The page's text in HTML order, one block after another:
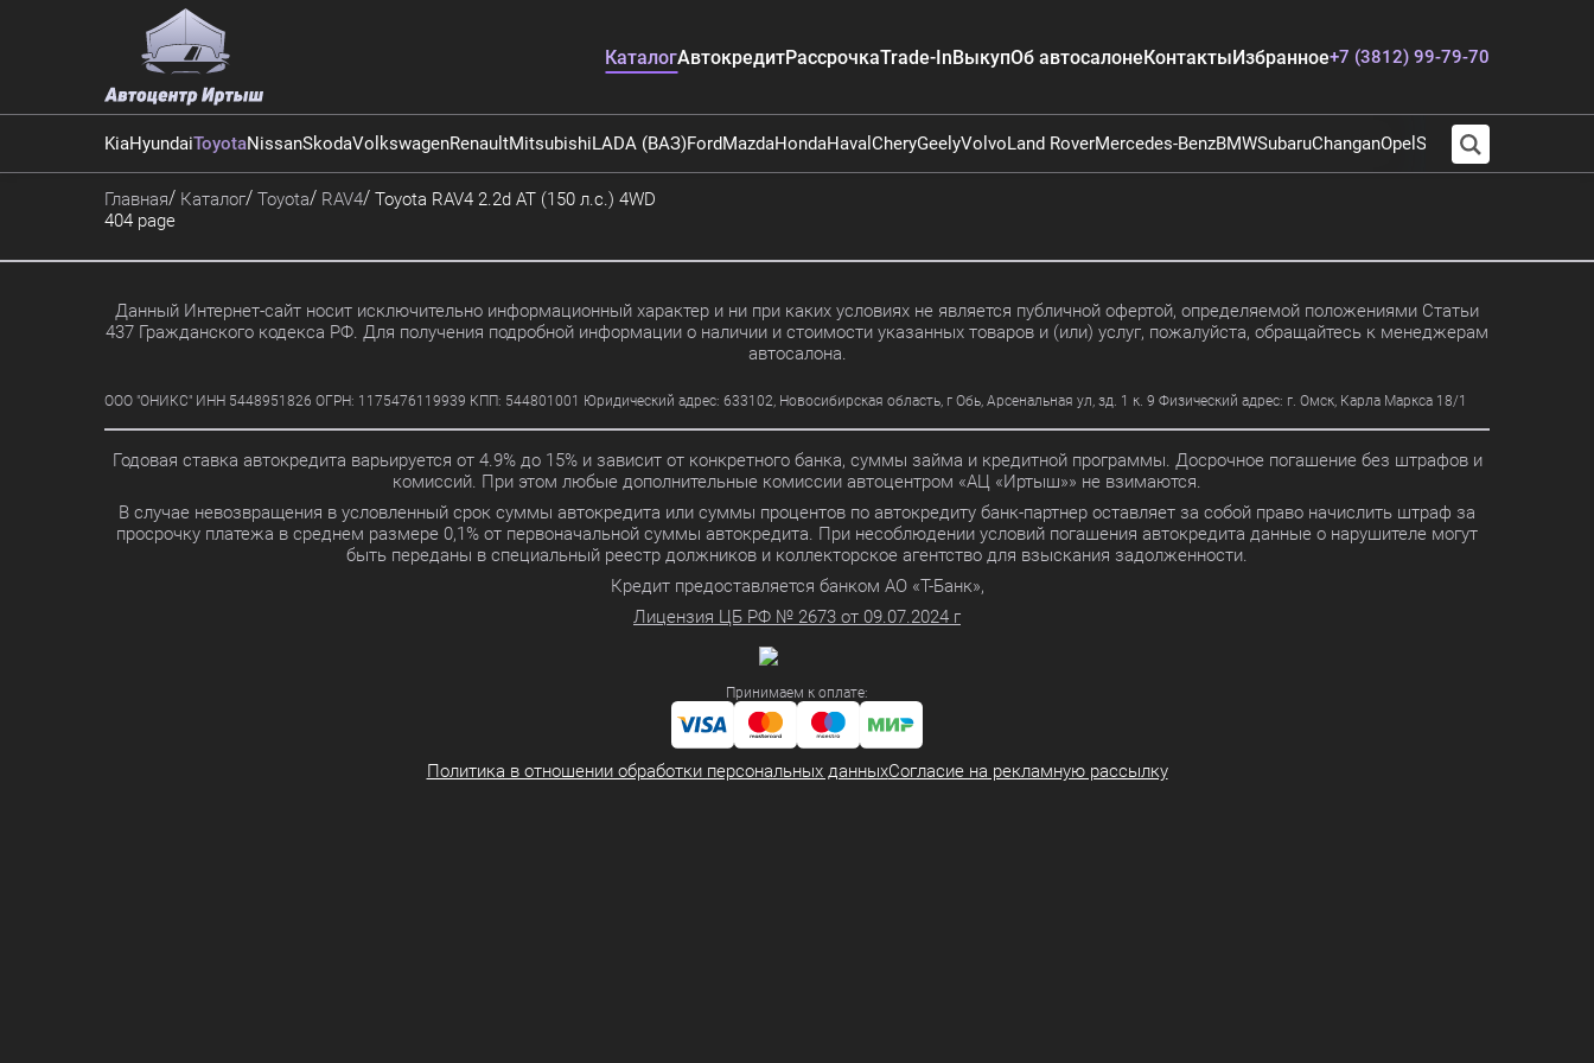
КаталогАвтокредитРассрочкаTrade-InВыкупОб автосалонеКонтактыИзбранное+7 (3812) 99-79-70
KiaHyundaiToyotaNissanSkodaVolkswagenRenaultMitsubishiLADA (ВАЗ)FordMazdaHondaHaval CheryGeelyVolvoLand RoverMercedes-BenzBMWSubaruChanganOpel SuzukiAudi
Главная Каталог Toyota RAV4 Toyota RAV4 2.2d AT (150 л.с.) 4WD
404 page
Данный Интернет-сайт носит исключительно информационный характер и ни при каких условиях не является публичной офертой, определяемой положениями Статьи
437 Гражданского кодекса РФ. Для получения подробной информации о наличии и стоимости указанных товаров и (или) услуг, пожалуйста, обращайтесь к менеджерам
автосалона.
ООО "ОНИКС" ИНН 5448951826 ОГРН: 1175476119939 КПП: 544801001 Юридический адрес: 633102, Новосибирская область, г Обь, Арсенальная ул, зд. 1 к. 9 Физический адрес: г. Омск, Карла Маркса 18/1
Годовая ставка автокредита варьируется от 4.9% до 15% и зависит от конкретного банка, суммы займа и кредитной программы. Досрочное погашение без штрафов и
комиссий. При этом любые дополнительные комиссии автоцентром «АЦ «Иртыш»» не взимаются.
В случае невозвращения в условленный срок суммы автокредита или суммы процентов по автокредиту банк-партнер оставляет за собой право начислить штраф за
просрочку платежа в среднем размере 0,1% от первоначальной суммы автокредита. При несоблюдении условий погашения автокредита данные о нарушителе могут
быть переданы в специальный реестр должников и коллекторское агентство для взыскания задолженности.
Кредит предоставляется банком АО «Т-Банк»,
Лицензия ЦБ РФ № 2673 от 09.07.2024 г
Принимаем к оплате:
Политика в отношении обработки персональных данныхСогласие на рекламную рассылку